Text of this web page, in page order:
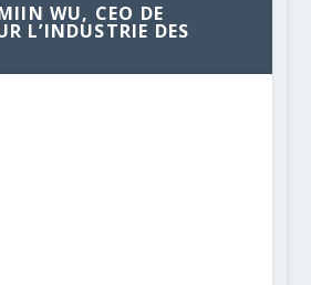
WU, CEO DE
L’INDUSTRIE DES